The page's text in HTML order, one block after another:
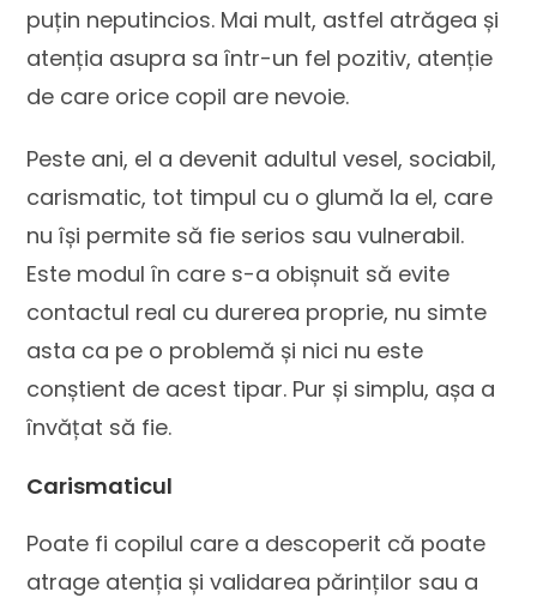
puțin neputincios. Mai mult, astfel atrăgea și
atenția asupra sa într-un fel pozitiv, atenție
de care orice copil are nevoie.
Peste ani, el a devenit adultul vesel, sociabil,
carismatic, tot timpul cu o glumă la el, care
nu își permite să fie serios sau vulnerabil.
Este modul în care s-a obișnuit să evite
contactul real cu durerea proprie, nu simte
asta ca pe o problemă și nici nu este
conștient de acest tipar. Pur și simplu, așa a
învățat să fie.
Carismaticul
Poate fi copilul care a descoperit că poate
atrage atenția și validarea părinților sau a